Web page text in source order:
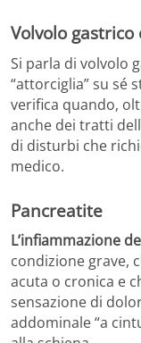
Volvolo
Si parla di volvolo
“attorciglia” su sé
verifica quando,
anche dei tratti
di disturbi che
medico.
Pancreatite
L’infiammazione
condizione grave,
acuta o cronica e
sensazione di
addominale “a